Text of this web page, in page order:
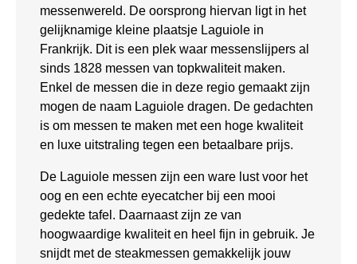
messenwereld. De oorsprong hiervan ligt in het
gelijknamige kleine plaatsje Laguiole in
Frankrijk. Dit is een plek waar messenslijpers al
sinds 1828 messen van topkwaliteit maken.
Enkel de messen die in deze regio gemaakt zijn
mogen de naam Laguiole dragen. De gedachten
is om messen te maken met een hoge kwaliteit
en luxe uitstraling tegen een betaalbare prijs.
De Laguiole messen zijn een ware lust voor het
oog en een echte eyecatcher bij een mooi
gedekte tafel. Daarnaast zijn ze van
hoogwaardige kwaliteit en heel fijn in gebruik. Je
snijdt met de steakmessen gemakkelijk jouw